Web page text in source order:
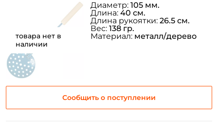
товара нет в
наличии
Сообщить о поступлении
Диаметр: 105 мм.
Длина: 40 см.
Длина рукоятки: 26.5 см.
Вес: 138 гр.
Материал: металл/дерево